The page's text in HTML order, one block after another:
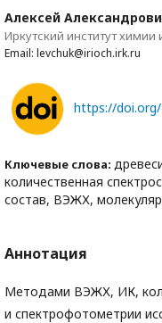
Алексей
Иркутский институт
Email: levchuk@irioch.irk.ru
https://doi.org/
Ключевые слова:
количественная
состав, ВЭЖХ,
Аннотация
Методами ВЭЖХ, ИК,
и спектрофотометрии